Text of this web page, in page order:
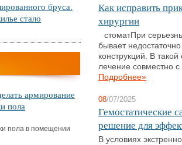
бруса.
стало
армирование
пола
пола в помещении
Как исправить
хирургии
стоматПри
бывает
конструкций. В
лечение совместно
Подробнее»
08/07/2025
Гемостатические
решение для
В условиях